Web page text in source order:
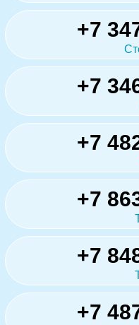
+7
+7
+7
+7
+7
+7